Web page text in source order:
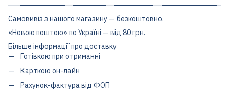
Самовивіз з нашого магазину — безкоштовно.
«Новою поштою» по Україні — від 80 грн.
Більше інформації про доставку
Готівкою при отриманні
Карткою он-лайн
Рахунок-фактура від ФОП